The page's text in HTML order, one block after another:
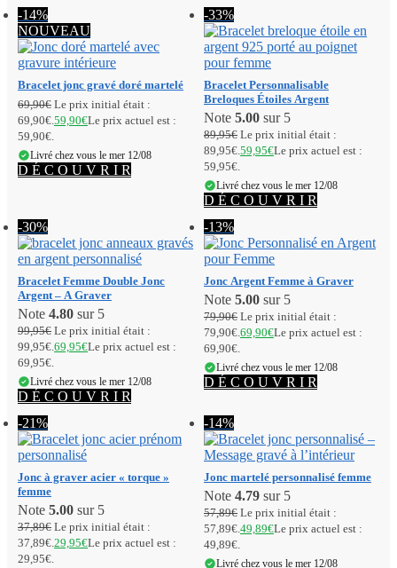
-14%
NOUVEAU
Bracelet jonc gravé doré martelé
69,90€ Le prix initial était :
69,90€. 59,90€Le prix actuel est :
59,90€.
Livré chez vous le mer 12/08
D É C O U V R I R
-33%
Bracelet Personnalisable
Breloques Étoiles Argent
Note 5.00 sur 5
89,95€ Le prix initial était :
89,95€. 59,95€Le prix actuel est :
59,95€.
Livré chez vous le mer 12/08
D É C O U V R I R
-30%
Bracelet Femme Double Jonc
Argent​ – A Graver
Note 4.80 sur 5
99,95€ Le prix initial était :
99,95€. 69,95€Le prix actuel est :
69,95€.
Livré chez vous le mer 12/08
D É C O U V R I R
-13%
Jonc Argent Femme à Graver
Note 5.00 sur 5
79,90€ Le prix initial était :
79,90€. 69,90€Le prix actuel est :
69,90€.
Livré chez vous le mer 12/08
D É C O U V R I R
-21%
Jonc à graver acier « torque »
femme
Note 5.00 sur 5
37,89€ Le prix initial était :
37,89€. 29,95€Le prix actuel est :
29,95€.
-14%
Jonc martelé personnalisé femme
Note 4.79 sur 5
57,89€ Le prix initial était :
57,89€. 49,89€Le prix actuel est :
49,89€.
Livré chez vous le mer 12/08